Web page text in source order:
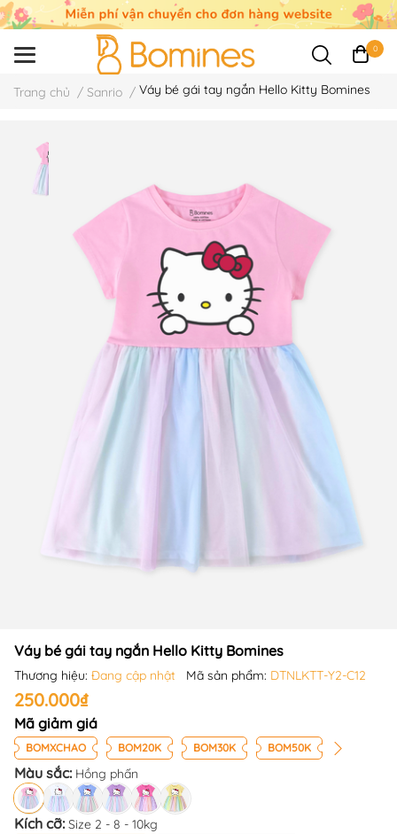
0
Trang chủ / Sanrio / Váy bé gái tay ngắn Hello Kitty Bomines
Váy bé gái tay ngắn Hello Kitty Bomines
Thương hiệu: Đang cập nhật Mã sản phẩm: DTNLKTT-Y2-C12
250.000₫
Mã giảm giá
BOMXCHAO BOM20K BOM30K BOM50K
Màu sắc: Hồng phấn
Kích cỡ:Size 2 - 8 - 10kg